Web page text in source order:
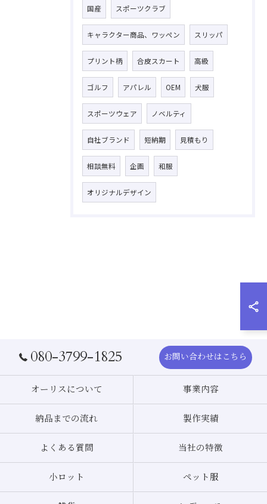
国産 スポーツクラブ
キャラクター商品、ワッペン スリッパ
プリント柄 合皮スカート 高級
ゴルフ アパレル OEM 犬服
スポーツウェア ノベルティ
自社ブランド 短納期 見積もり
相談無料 企画 和服
オリジナルデザイン
080-3799-1825 お問い合わせはこちら
オーリスについて 事業内容
納品までの流れ 製作実績
よくある質問 当社の特徴
小ロット ペット服